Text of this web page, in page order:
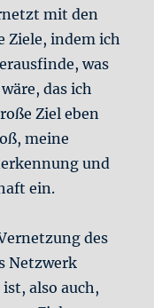
mit den
Ziele, indem ich
was
das ich
Ziel eben
meine
und
ein.
des
Netzwerk
also auch,